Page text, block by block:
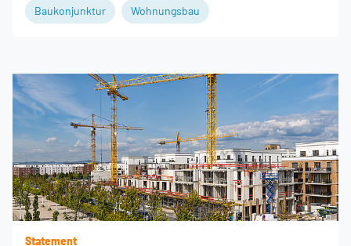
Baukonjunktur Wohnungsbau
Statement